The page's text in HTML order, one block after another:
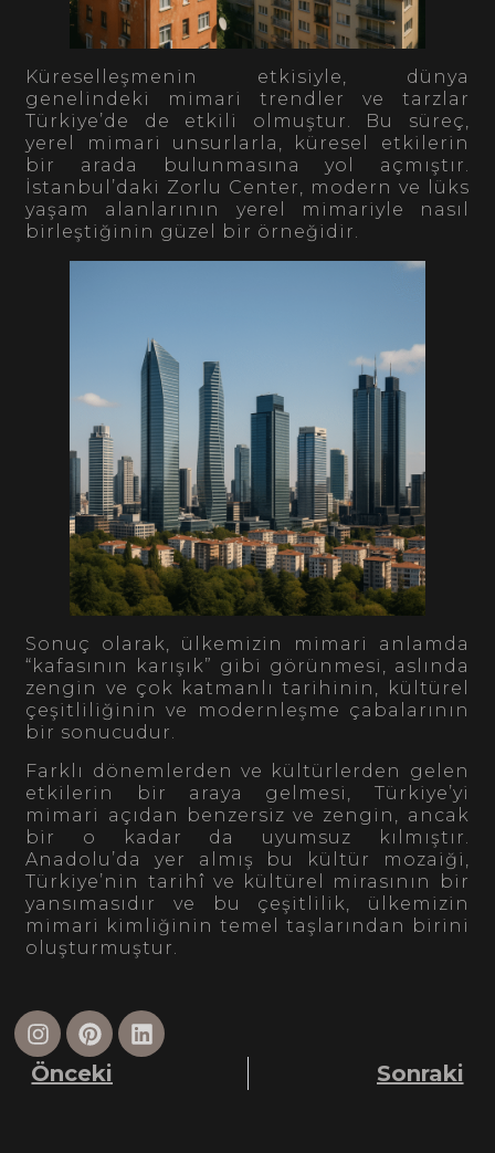
Küreselleşmenin etkisiyle, dünya
genelindeki mimari trendler ve tarzlar
Türkiye’de de etkili olmuştur. Bu süreç,
yerel mimari unsurlarla, küresel etkilerin
bir arada bulunmasına yol açmıştır.
İstanbul’daki Zorlu Center, modern ve lüks
yaşam alanlarının yerel mimariyle nasıl
birleştiğinin güzel bir örneğidir.
Sonuç olarak, ülkemizin mimari anlamda
“kafasının karışık” gibi görünmesi, aslında
zengin ve çok katmanlı tarihinin, kültürel
çeşitliliğinin ve modernleşme çabalarının
bir sonucudur.
Farklı dönemlerden ve kültürlerden gelen
etkilerin bir araya gelmesi, Türkiye’yi
mimari açıdan benzersiz ve zengin, ancak
bir o kadar da uyumsuz kılmıştır.
Anadolu’da yer almış bu kültür mozaiği,
Türkiye’nin tarihî ve kültürel mirasının bir
yansımasıdır ve bu çeşitlilik, ülkemizin
mimari kimliğinin temel taşlarından birini
oluşturmuştur.
Önceki Sonraki